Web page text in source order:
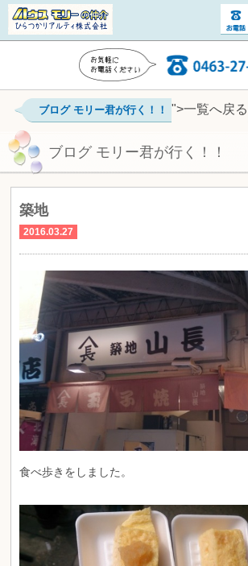
ブログ モリー君が行く！！ ">一覧へ戻る
ブログ モリー君が行く！！
築地
2016.03.27
食べ歩きをしました。